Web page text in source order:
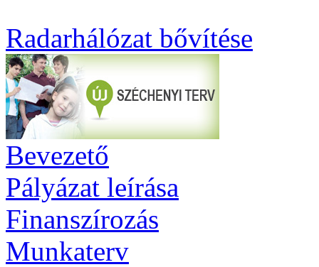
Radarhálózat bővítése
Bevezető
Pályázat leírása
Finanszírozás
Munkaterv